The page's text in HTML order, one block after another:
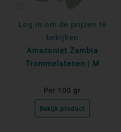
Log in om de prijzen te
bekijken
Amazoniet Zambia
Trommelstenen | M
Per 100 gr
Bekijk product